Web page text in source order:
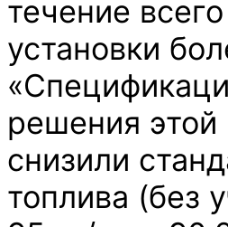
течение
установки
решения
снизили
топлива (без